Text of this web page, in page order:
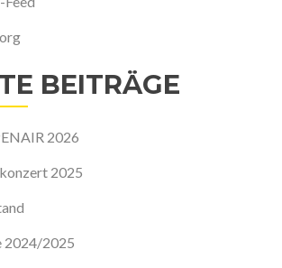
BEITRÄGE
2026
2025
2024/2025